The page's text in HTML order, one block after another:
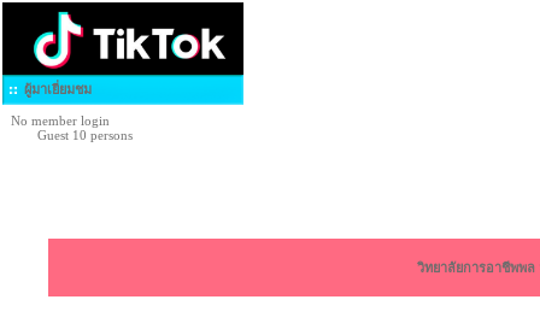
ผู้มาเยี่ยมชม
No member login
Guest 10 persons
วิทยาลัยการอาชีพพ